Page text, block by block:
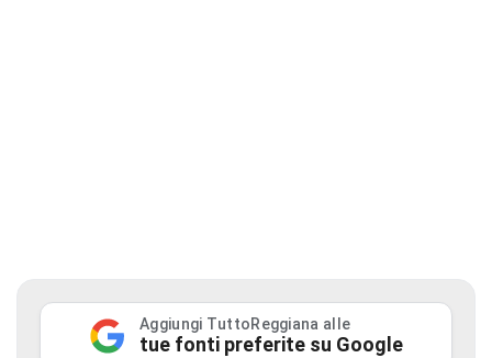
Aggiungi TuttoReggiana alle
tue fonti preferite su Google